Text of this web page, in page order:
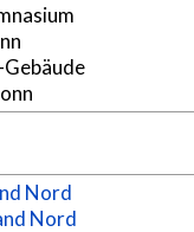
Nord
Nord